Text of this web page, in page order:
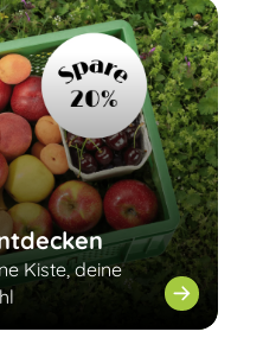
Kiste, deine